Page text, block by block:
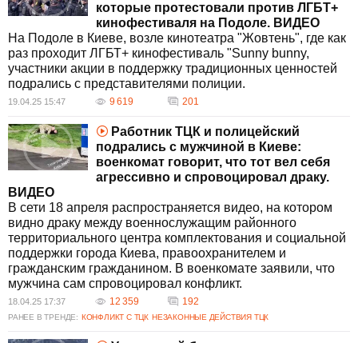
которые протестовали против ЛГБТ+
кинофестиваля на Подоле. ВИДЕО
На Подоле в Киеве, возле кинотеатра "Жовтень", где как
раз проходит ЛГБТ+ кинофестиваль "Sunny bunny,
участники акции в поддержку традиционных ценностей
подрались с представителями полиции.
19.04.25 15:47 9 619 201
Работник ТЦК и полицейский
подрались с мужчиной в Киеве:
военкомат говорит, что тот вел себя
агрессивно и спровоцировал драку.
ВИДЕО
В сети 18 апреля распространяется видео, на котором
видно драку между военнослужащим районного
территориального центра комплектования и социальной
поддержки города Киева, правоохранителем и
гражданским гражданином. В военкомате заявили, что
мужчина сам спровоцировал конфликт.
18.04.25 17:37 12 359 192
РАНЕЕ В ТРЕНДЕ: КОНФЛИКТ С ТЦК НЕЗАКОННЫЕ ДЕЙСТВИЯ ТЦК